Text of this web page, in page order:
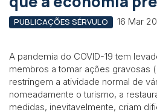
PUBLICAÇÕES SÉRVULO 16 Mar
A pandemia do COVID-19 tem
membros a tomar ações gravosas
restringem a atividade normal de
nomeadamente o turismo, a
medidas, inevitavelmente, criam